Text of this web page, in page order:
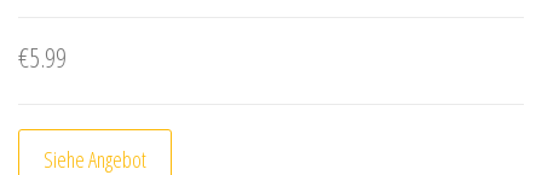
€5.99
Siehe Angebot